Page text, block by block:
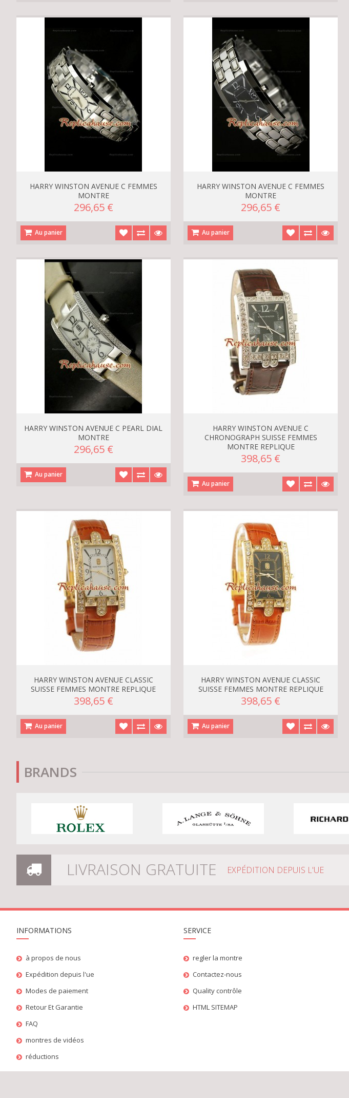
HARRY WINSTON AVENUE C FEMMES
MONTRE
296,65 €
Au panier
HARRY WINSTON AVENUE C FEMMES
MONTRE
296,65 €
Au panier
HARRY WINSTON AVENUE C PEARL DIAL
MONTRE
296,65 €
Au panier
HARRY WINSTON AVENUE C
CHRONOGRAPH SUISSE FEMMES
MONTRE REPLIQUE
398,65 €
Au panier
HARRY WINSTON AVENUE CLASSIC
SUISSE FEMMES MONTRE REPLIQUE
398,65 €
Au panier
HARRY WINSTON AVENUE CLASSIC
SUISSE FEMMES MONTRE REPLIQUE
398,65 €
Au panier
BRANDS
LIVRAISON GRATUITE EXPÉDITION DEPUIS L'UE
INFORMATIONS
à propos de nous
Expédition depuis l'ue
Modes de paiement
Retour Et Garantie
FAQ
montres de vidéos
réductions
SERVICE
regler la montre
Contactez-nous
Quality contrôle
HTML SITEMAP